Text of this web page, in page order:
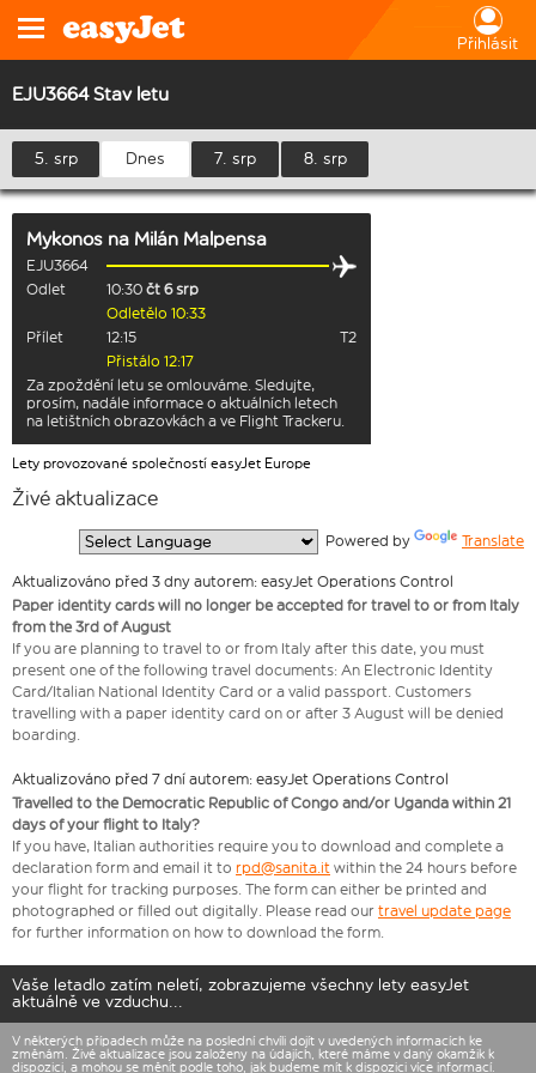
Přihlásit
EJU3664 Stav letu
5. srp Dnes 7. srp 8. srp
Mykonos na Milán Malpensa
EJU3664
Odlet
10:30 čt 6 srp
Odletělo 10:33
Přílet
12:15
T2
Přistálo 12:17
Za zpoždění letu se omlouváme. Sledujte,
prosím, nadále informace o aktuálních letech
na letištních obrazovkách a ve Flight Trackeru.
Lety provozované společností easyJet Europe
Živé aktualizace
Powered by Translate
Aktualizováno před 3 dny autorem: easyJet Operations Control
Paper identity cards will no longer be accepted for travel to or from Italy
from the 3rd of August
If you are planning to travel to or from Italy after this date, you must
present one of the following travel documents: An Electronic Identity
Card/Italian National Identity Card or a valid passport. Customers
travelling with a paper identity card on or after 3 August will be denied
boarding.
Aktualizováno před 7 dní autorem: easyJet Operations Control
Travelled to the Democratic Republic of Congo and/or Uganda within 21
days of your flight to Italy?
If you have, Italian authorities require you to download and complete a
declaration form and email it to rpd@sanita.it within the 24 hours before
your flight for tracking purposes. The form can either be printed and
photographed or filled out digitally. Please read our travel update page
for further information on how to download the form.
Vaše letadlo zatím neletí, zobrazujeme všechny lety easyJet
aktuálně ve vzduchu...
V některých případech může na poslední chvíli dojít v uvedených informacích ke
změnám. Živé aktualizace jsou založeny na údajích, které máme v daný okamžik k
dispozici, a mohou se měnit podle toho, jak budeme mít k dispozici více informací.